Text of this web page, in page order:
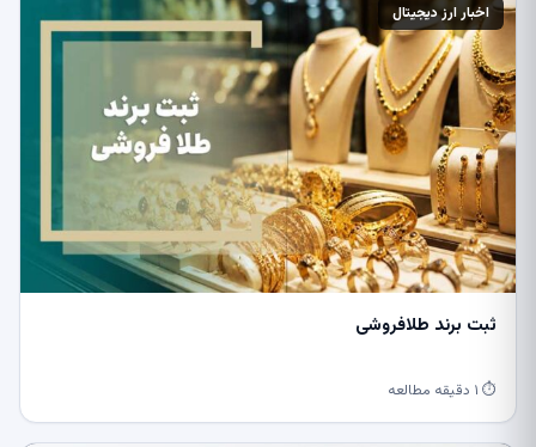
اخبار ارز دیجیتال
ثبت برند طلافروشی
⏱ ۱ دقیقه مطالعه